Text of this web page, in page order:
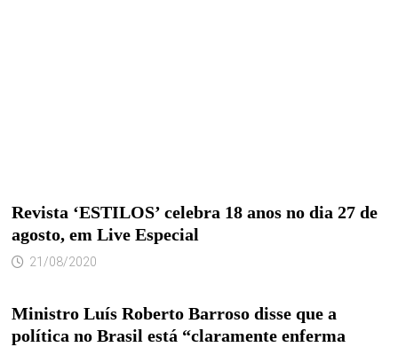
Revista ‘ESTILOS’ celebra 18 anos no dia 27 de
agosto, em Live Especial
21/08/2020
Ministro Luís Roberto Barroso disse que a
política no Brasil está “claramente enferma